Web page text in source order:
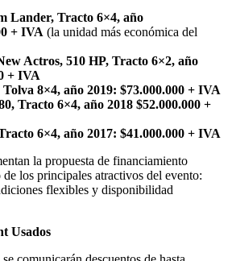
Lander, Tracto 6×4, año
+ IVA (la unidad más económica del
Actros, 510 HP, Tracto 6×2, año
+ IVA
8×4, año 2019: $73.000.000 + IVA
Tracto 6×4, año 2018 $52.000.000 +
6×4, año 2017: $41.000.000 + IVA
la propuesta de financiamiento
los principales atractivos del evento:
flexibles y disponibilidad
Usados